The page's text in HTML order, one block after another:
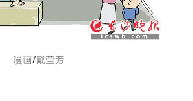
漫画/戴莹芳